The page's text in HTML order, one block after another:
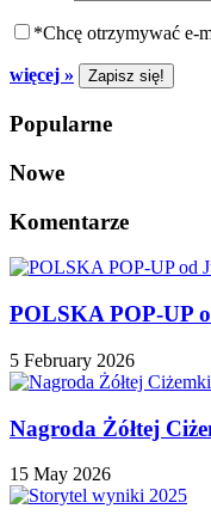
*Chcę otrzymywać e-
więcej »
Popularne
Nowe
Komentarze
POLSKA POP-UP
5 February 2026
Nagroda Żółtej
15 May 2026